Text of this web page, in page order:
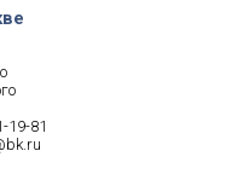
19-81